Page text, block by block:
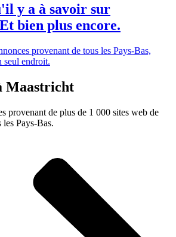
y a à savoir sur
bien plus encore.
provenant de tous les Pays-Bas,
seul endroit.
Maastricht
provenant de plus de 1 000 sites web de
Pays-Bas.